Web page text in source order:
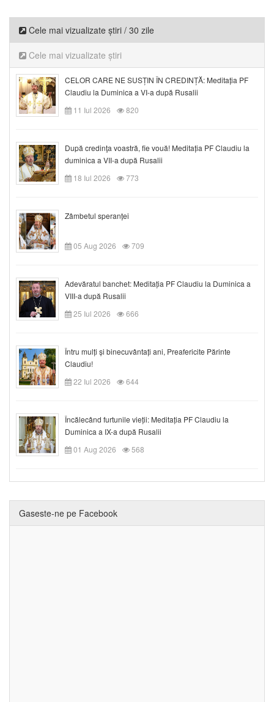
Cele mai vizualizate știri / 30 zile
Cele mai vizualizate știri
CELOR CARE NE SUSȚIN ÎN CREDINȚĂ: Meditația PF
Claudiu la Duminica a VI-a după Rusalii
11 Iul 2026
820
După credinţa voastră, fie vouă! Meditația PF Claudiu la
duminica a VII-a după Rusalii
18 Iul 2026
773
Zâmbetul speranței
05 Aug 2026 709
Adevăratul banchet: Meditația PF Claudiu la Duminica a
VIII-a după Rusalii
25 Iul 2026
666
Întru mulți și binecuvântați ani, Preafericite Părinte
Claudiu!
22 Iul 2026
644
Încălecând furtunile vieții: Meditația PF Claudiu la
Duminica a IX-a după Rusalii
01 Aug 2026
568
Gaseste-ne pe Facebook